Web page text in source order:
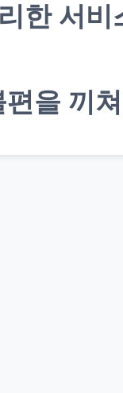
한 서
편을 끼